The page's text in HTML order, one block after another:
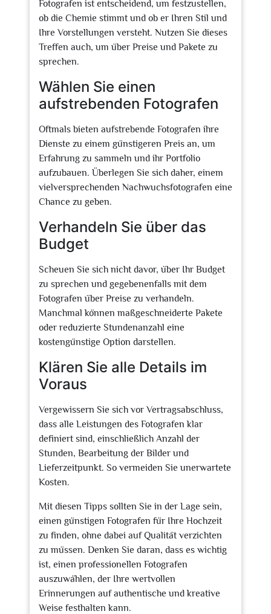
Fotografen ist entscheidend, um festzustellen,
ob die Chemie stimmt und ob er Ihren Stil und
Ihre Vorstellungen versteht. Nutzen Sie dieses
Treffen auch, um über Preise und Pakete zu
sprechen.
Wählen Sie einen
aufstrebenden Fotografen
Oftmals bieten aufstrebende Fotografen ihre
Dienste zu einem günstigeren Preis an, um
Erfahrung zu sammeln und ihr Portfolio
aufzubauen. Überlegen Sie sich daher, einem
vielversprechenden Nachwuchsfotografen eine
Chance zu geben.
Verhandeln Sie über das
Budget
Scheuen Sie sich nicht davor, über Ihr Budget
zu sprechen und gegebenenfalls mit dem
Fotografen über Preise zu verhandeln.
Manchmal können maßgeschneiderte Pakete
oder reduzierte Stundenanzahl eine
kostengünstige Option darstellen.
Klären Sie alle Details im
Voraus
Vergewissern Sie sich vor Vertragsabschluss,
dass alle Leistungen des Fotografen klar
definiert sind, einschließlich Anzahl der
Stunden, Bearbeitung der Bilder und
Lieferzeitpunkt. So vermeiden Sie unerwartete
Kosten.
Mit diesen Tipps sollten Sie in der Lage sein,
einen günstigen Fotografen für Ihre Hochzeit
zu finden, ohne dabei auf Qualität verzichten
zu müssen. Denken Sie daran, dass es wichtig
ist, einen professionellen Fotografen
auszuwählen, der Ihre wertvollen
Erinnerungen auf authentische und kreative
Weise festhalten kann.